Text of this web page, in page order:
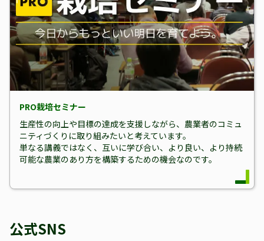
PRO栽培セミナー
生産性の向上や目標の達成を支援しながら、農業者のコミュ
ニティづくりに取り組みたいと考えています。
単なる講義ではなく、互いに学び合い、より良い、より持続
可能な農業のあり方を構築するための機会なのです。
公式SNS